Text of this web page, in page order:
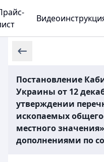
Постановление
Украины от 12
утверждении
ископаемых
местного
дополнениями по